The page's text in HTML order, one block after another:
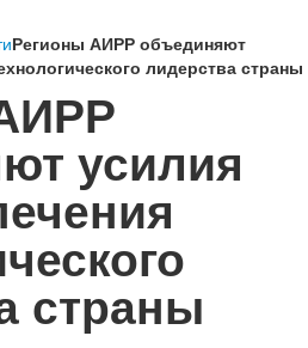
Регионы АИРР объединяют
лидерства страны
усилия
страны